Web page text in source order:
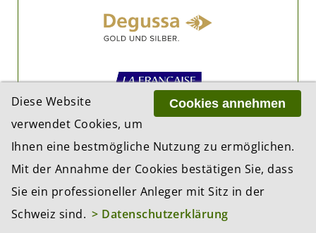
Cookies annehmen
Diese Website
verwendet Cookies, um
Ihnen eine bestmögliche Nutzung zu ermöglichen.
Mit der Annahme der Cookies bestätigen Sie, dass
Sie ein professioneller Anleger mit Sitz in der
Schweiz sind. > Datenschutzerklärung